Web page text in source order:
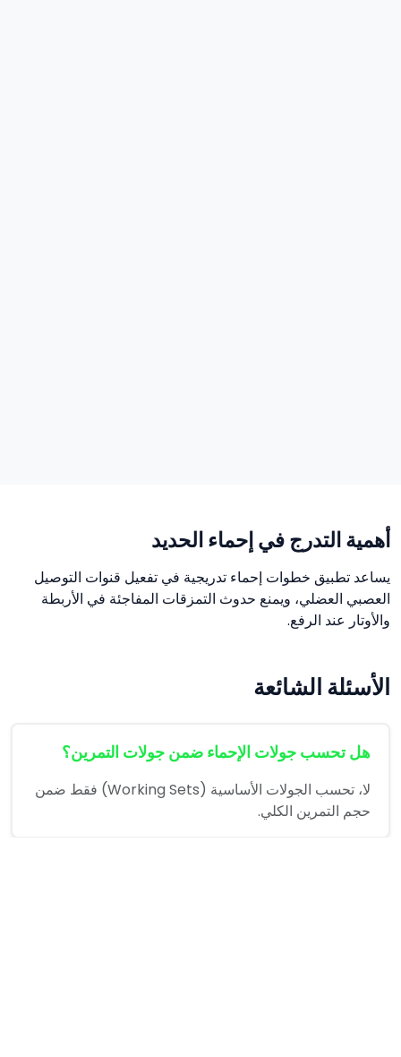
أهمية التدرج في إحماء الحديد
يساعد تطبيق خطوات إحماء تدريجية في تفعيل قنوات التوصيل
العصبي العضلي، ويمنع حدوث التمزقات المفاجئة في الأربطة
والأوتار عند الرفع.
الأسئلة الشائعة
هل تحسب جولات الإحماء ضمن جولات التمرين؟
لا، تحسب الجولات الأساسية (Working Sets) فقط ضمن
حجم التمرين الكلي.